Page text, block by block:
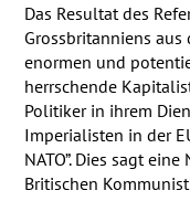
Das Resultat des
Grossbritanniens
enormen und
herrschende
Politiker in ihrem
Imperialisten in der
NATO”. Dies sagt
Britischen